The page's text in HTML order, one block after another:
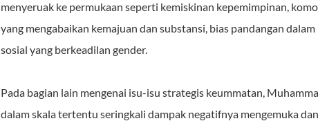
menyeruak ke permukaan seperti kemiskinan kepemimpinan,
yang mengabaikan kemajuan dan substansi, bias pandangan
sosial yang berkeadilan gender.
Pada bagian lain mengenai isu-isu strategis keummatan,
dalam skala tertentu seringkali dampak negatifnya mengemuka